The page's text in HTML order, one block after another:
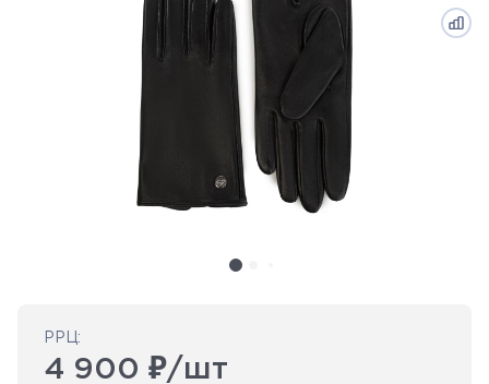
РРЦ:
4 900 ₽/шт